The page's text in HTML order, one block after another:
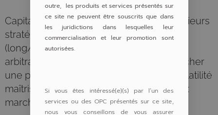
Capital Absolute Return s’appuie sur plusieurs
stratégies alternatives complémentaires
(long/short equity, suivi de tendance,
arbitrage de convertibles) afin de rechercher
une performance régulière, avec une volatilité
maîtrisée et une dépendance réduite aux
marchés traditionnels.
outre, les produits et services présentés sur
ce site ne peuvent être souscrits que dans
les juridictions dans lesquelles leur
commercialisation et leur promotion sont
autorisées.
Si vous êtes intéressé(e)(s) par l’un des
services ou des OPC présentés sur ce site,
nous vous conseillons de vous assurer